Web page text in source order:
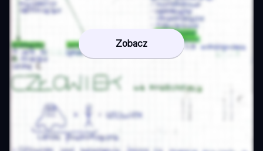
Zobacz